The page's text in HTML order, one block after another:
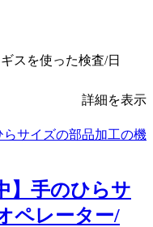
スを使った検査/日
詳細を表示
】手のひらサ
ペレーター/